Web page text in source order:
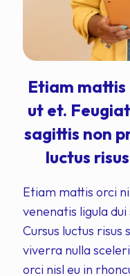
Etiam mattis
ut et.
sagittis non
luctus
Etiam mattis orci
venenatis ligula
Cursus luctus
viverra nulla
orci nisl eu in